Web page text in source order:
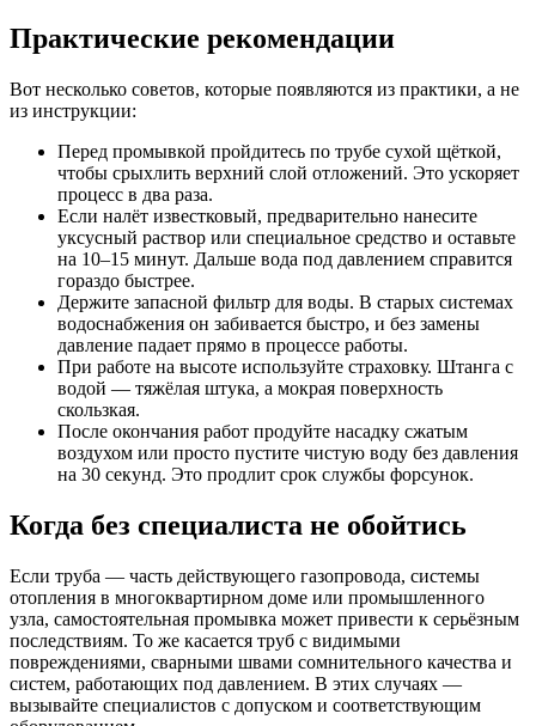
Практические рекомендации
Вот несколько советов, которые появляются из практики, а не
из инструкции:
Перед промывкой пройдитесь по трубе сухой щёткой,
чтобы срыхлить верхний слой отложений. Это ускоряет
процесс в два раза.
Если налёт известковый, предварительно нанесите
уксусный раствор или специальное средство и оставьте
на 10–15 минут. Дальше вода под давлением справится
гораздо быстрее.
Держите запасной фильтр для воды. В старых системах
водоснабжения он забивается быстро, и без замены
давление падает прямо в процессе работы.
При работе на высоте используйте страховку. Штанга с
водой — тяжёлая штука, а мокрая поверхность
скользкая.
После окончания работ продуйте насадку сжатым
воздухом или просто пустите чистую воду без давления
на 30 секунд. Это продлит срок службы форсунок.
Когда без специалиста не обойтись
Если труба — часть действующего газопровода, системы
отопления в многоквартирном доме или промышленного
узла, самостоятельная промывка может привести к серьёзным
последствиям. То же касается труб с видимыми
повреждениями, сварными швами сомнительного качества и
систем, работающих под давлением. В этих случаях —
вызывайте специалистов с допуском и соответствующим